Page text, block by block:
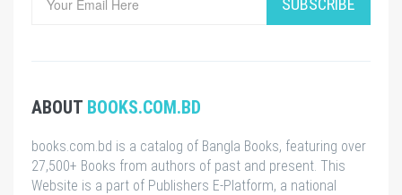
SUBSCRIBE
ABOUT BOOKS.COM.BD
books.com.bd is a catalog of Bangla Books, featuring over
27,500+ Books from authors of past and present. This
Website is a part of Publishers E-Platform, a national